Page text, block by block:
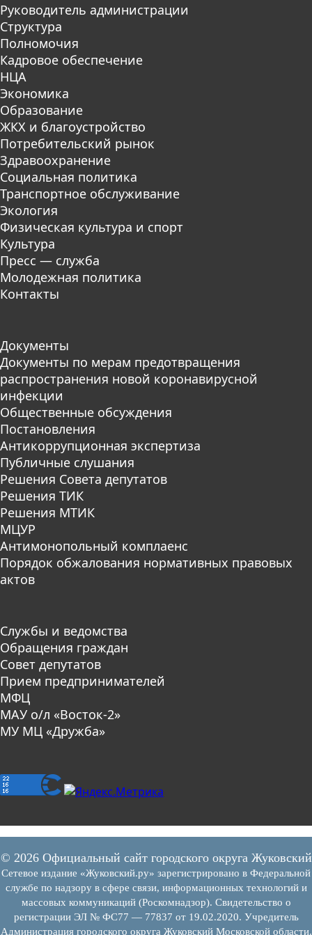
Руководитель администрации
Структура
Полномочия
Кадровое обеспечение
НЦА
Экономика
Образование
ЖКХ и благоустройство
Потребительский рынок
Здравоохранение
Социальная политика
Транспортное обслуживание
Экология
Физическая культура и спорт
Культура
Пресс — служба
Молодежная политика
Контакты
Документы
Документы по мерам предотвращения
распространения новой коронавирусной
инфекции
Общественные обсуждения
Постановления
Антикоррупционная экспертиза
Публичные слушания
Решения Совета депутатов
Решения ТИК
Решения МТИК
МЦУР
Антимонопольный комплаенс
Порядок обжалования нормативных правовых
актов
Службы и ведомства
Обращения граждан
Совет депутатов
Прием предпринимателей
МФЦ
МАУ о/л «Восток-2»
МУ МЦ «Дружба»
© 2026 Официальный сайт городского округа Жуковский
Сетевое издание «Жуковский.ру» зарегистрировано в Федеральной
службе по надзору в сфере связи, информационных технологий и
массовых коммуникаций (Роскомнадзор). Свидетельство о
регистрации ЭЛ № ФС77 — 77837 от 19.02.2020. Учредитель
Администрация городского округа Жуковский Московской области.